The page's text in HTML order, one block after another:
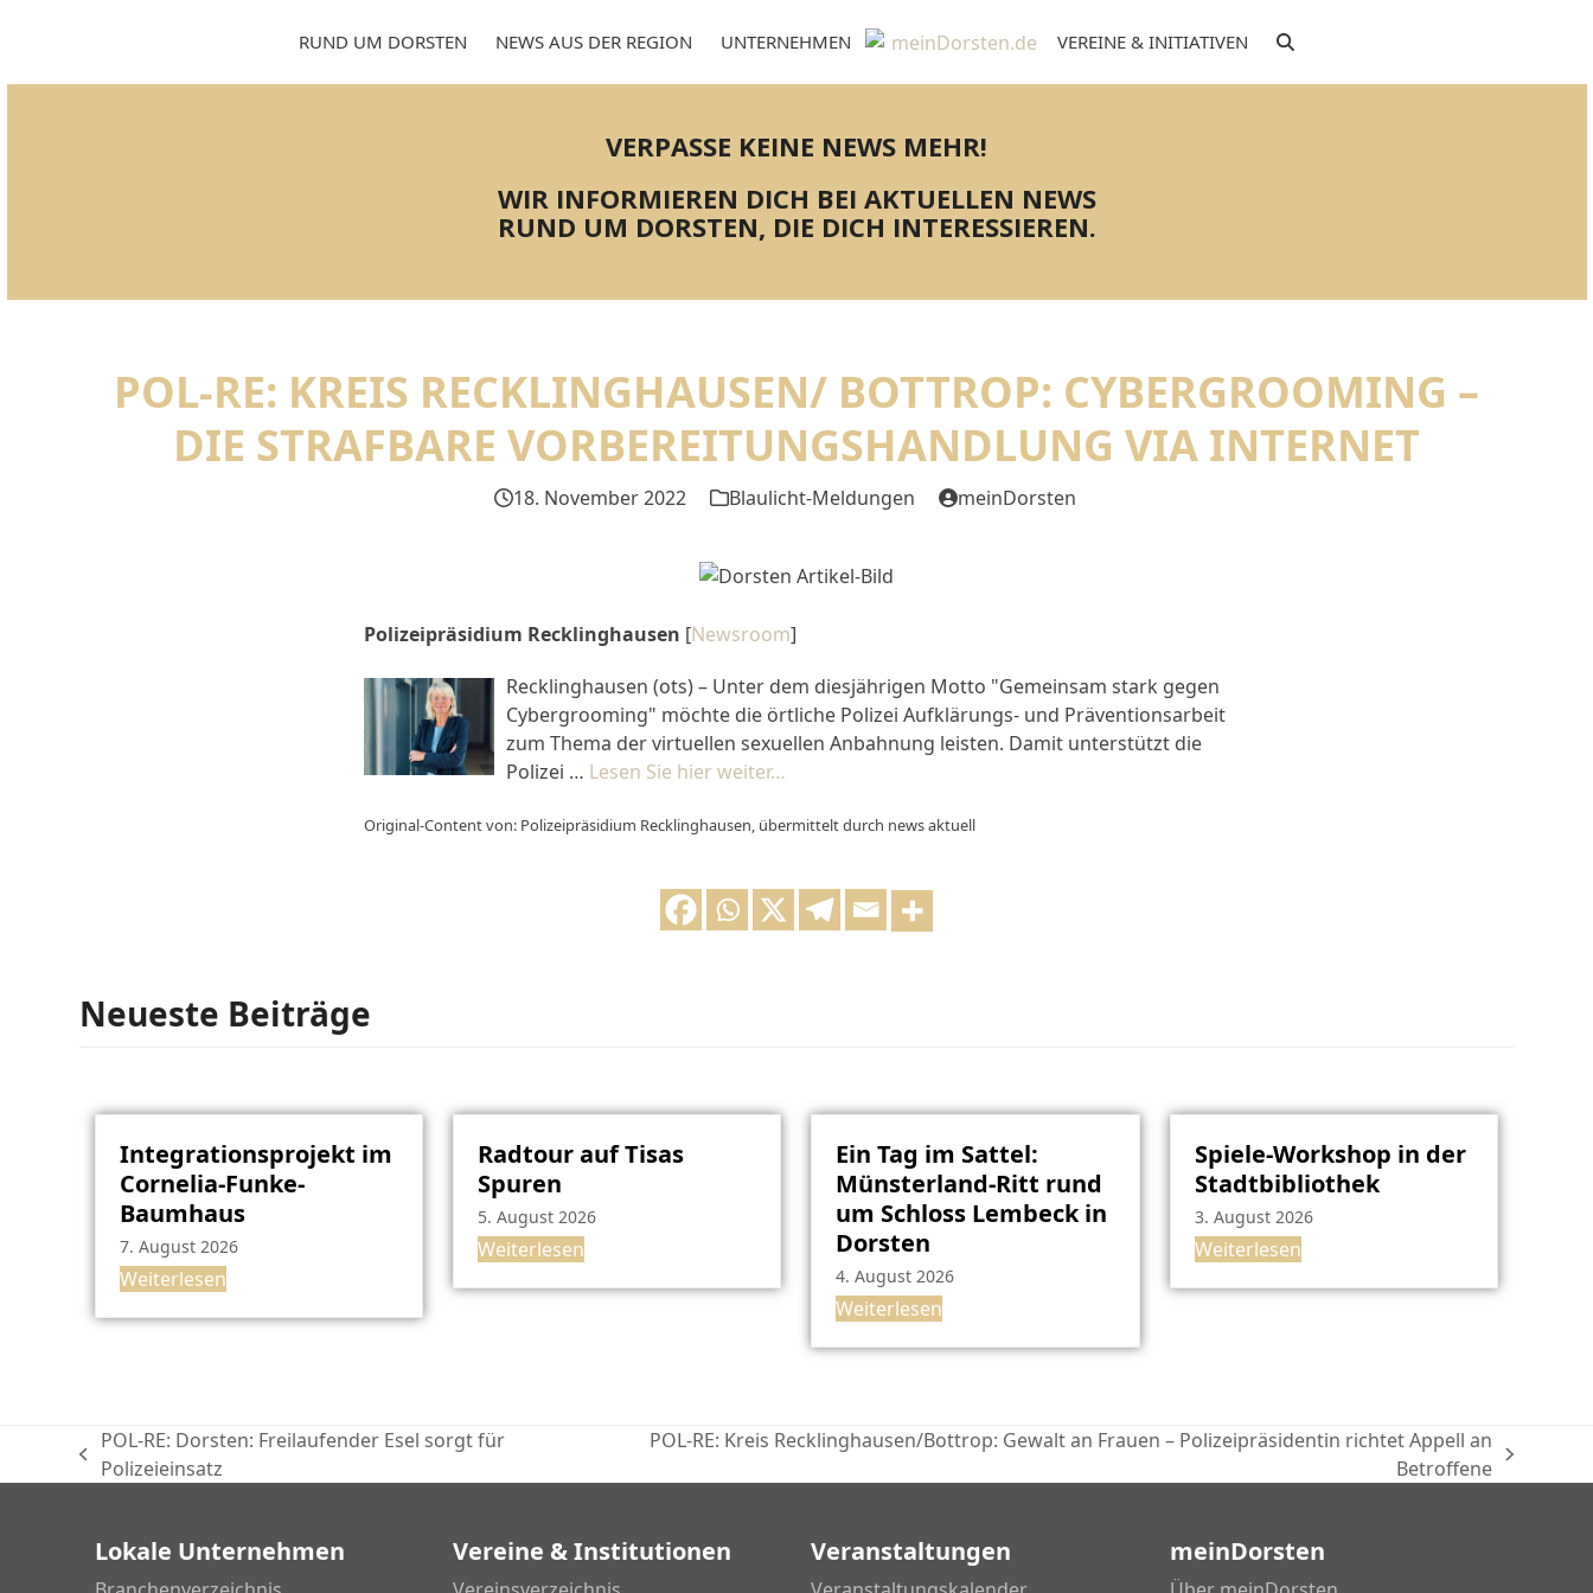
RUND UM DORSTEN NEWS AUS DER REGION UNTERNEHMEN VEREINE & INITIATIVEN
VERPASSE KEINE NEWS MEHR!
WIR INFORMIEREN DICH BEI AKTUELLEN NEWS
RUND UM DORSTEN, DIE DICH INTERESSIEREN.
POL-RE: KREIS RECKLINGHAUSEN/ BOTTROP: CYBERGROOMING –
DIE STRAFBARE VORBEREITUNGSHANDLUNG VIA INTERNET
18. November 2022 Blaulicht-Meldungen meinDorsten
Polizeipräsidium Recklinghausen [Newsroom]
Recklinghausen (ots) – Unter dem diesjährigen Motto "Gemeinsam stark gegen
Cybergrooming" möchte die örtliche Polizei Aufklärungs- und Präventionsarbeit
zum Thema der virtuellen sexuellen Anbahnung leisten. Damit unterstützt die
Polizei … Lesen Sie hier weiter…
Original-Content von: Polizeipräsidium Recklinghausen, übermittelt durch news aktuell
Neueste Beiträge
Integrationsprojekt im
Cornelia-Funke-
Baumhaus
7. August 2026
Weiterlesen
Radtour auf Tisas
Spuren
5. August 2026
Weiterlesen
Ein Tag im Sattel:
Münsterland-Ritt rund
um Schloss Lembeck in
Dorsten
4. August 2026
Weiterlesen
Spiele-Workshop in der
Stadtbibliothek
3. August 2026
Weiterlesen
vorheriger
POL-RE: Dorsten: Freilaufender Esel sorgt für
Polizeieinsatz
POL-RE: Kreis Recklinghausen/Bottrop: Gewalt an Frauen – Polizeipräsidentin richtet Appell an
Betroffene
Lokale Unternehmen Vereine & Institutionen Veranstaltungen meinDorsten